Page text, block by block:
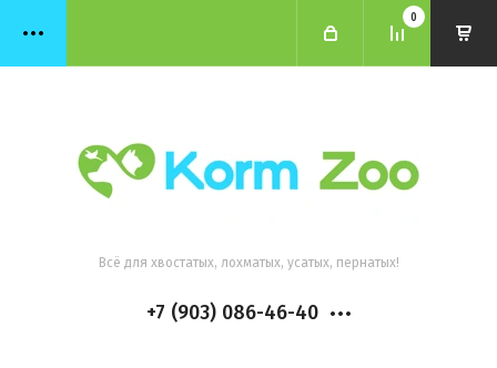
0
Всё для хвостатых, лохматых, усатых, пернатых!
+7 (903) 086-46-40